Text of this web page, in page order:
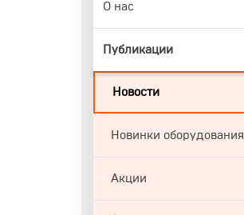
О нас
Публикации
Новости
Новинки оборудования
Акции